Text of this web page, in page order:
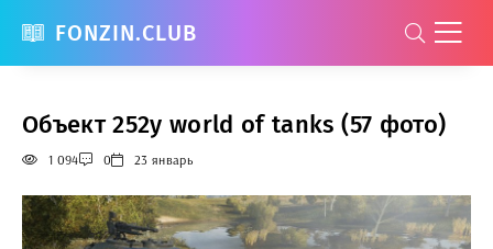
FONZIN.CLUB
Объект 252у world of tanks (57 фото)
1 094 0 23 январь